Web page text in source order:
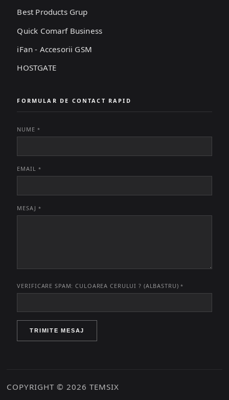
Best Products Grup
Quick Comarf Business
iFan - Accesorii GSM
HOSTGATE
FORMULAR DE CONTACT RAPID
NUME *
EMAIL *
MESAJ *
VERIFICARE SPAM: CULOAREA CERULUI ? (ALBASTRU)*
TRIMITE MESAJ
COPYRIGHT © 2026 TEMSIX